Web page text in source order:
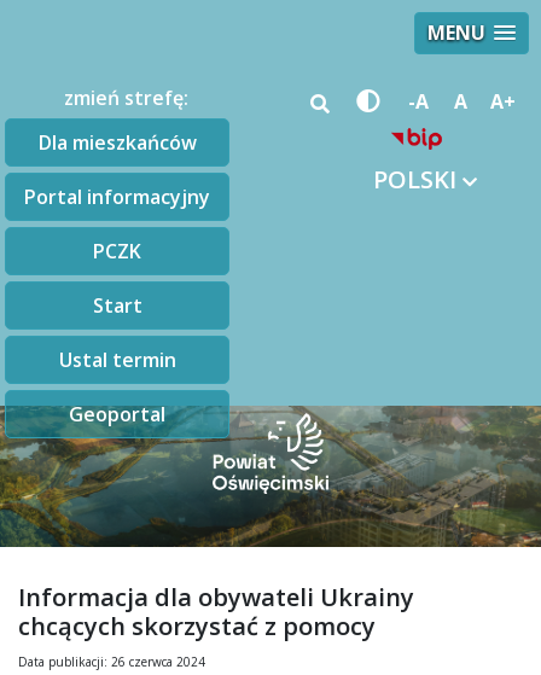
MENU
zmień strefę:
Dla mieszkańców
Portal informacyjny
PCZK
Start
Ustal termin
Geoportal
-A A A+
POLSKI
Informacja dla obywateli Ukrainy
chcących skorzystać z pomocy
Data publikacji: 26 czerwca 2024